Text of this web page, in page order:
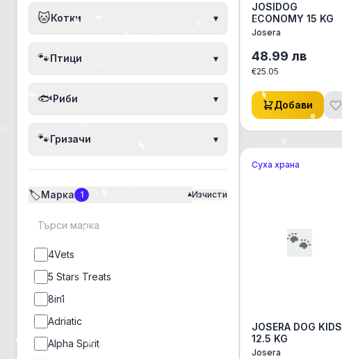
🐱Котки ▾
🐾Птици ▾
🐟Риби ▾
🐾Гризачи ▾
🏷️Марка 1 ▾Изчисти
4Vets
5 Stars Treats
8in1
Adriatic
Alpha Spirit
JOSIDOG
ECONOMY 15 KG
Josera
48.99 лв
€25.05
Добави
Суха храна
🐾
JOSERA DOG KIDS
12.5 KG
Josera